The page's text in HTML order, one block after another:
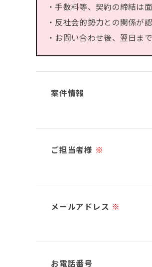
・手数料等、契約の締結は
・反社会的勢力との関係が
・お問い合わせ後、翌日ま
案件情報
ご担当者様 ※
メールアドレス ※
お電話番号